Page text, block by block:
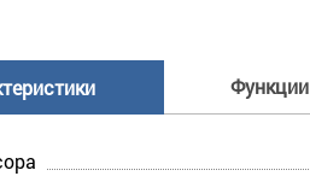
Функции